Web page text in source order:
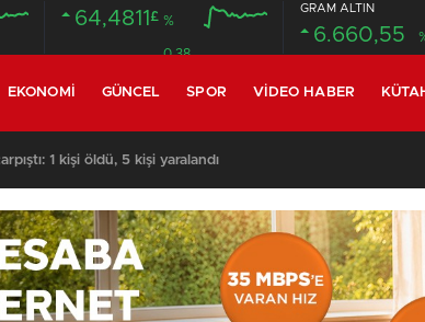
64,4811 £ %
0.38
GRAM ALTIN
6.660,55
EKONOMI GÜNCEL SPOR VIDEO HABER
DEAŞ OPERASYONU: KÜTAHYA DAHİL 30 İLDE 104